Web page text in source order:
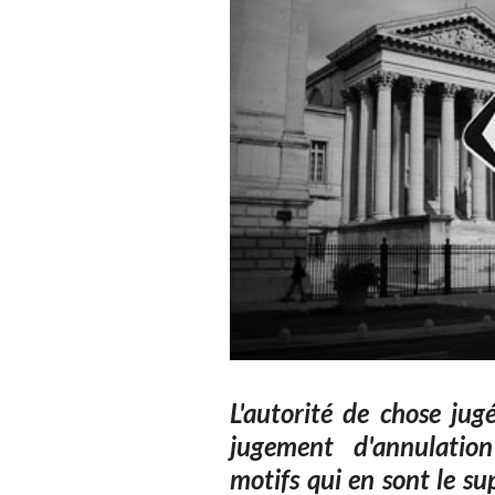
L'autorité de chose
jugement
motifs qui en sont le